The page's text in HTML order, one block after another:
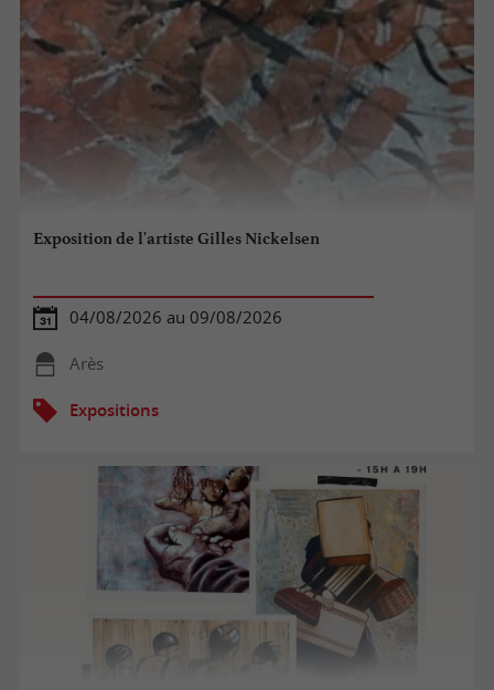
Exposition de l'artiste Gilles Nickelsen
04/08/2026 au 09/08/2026
Arès
Expositions